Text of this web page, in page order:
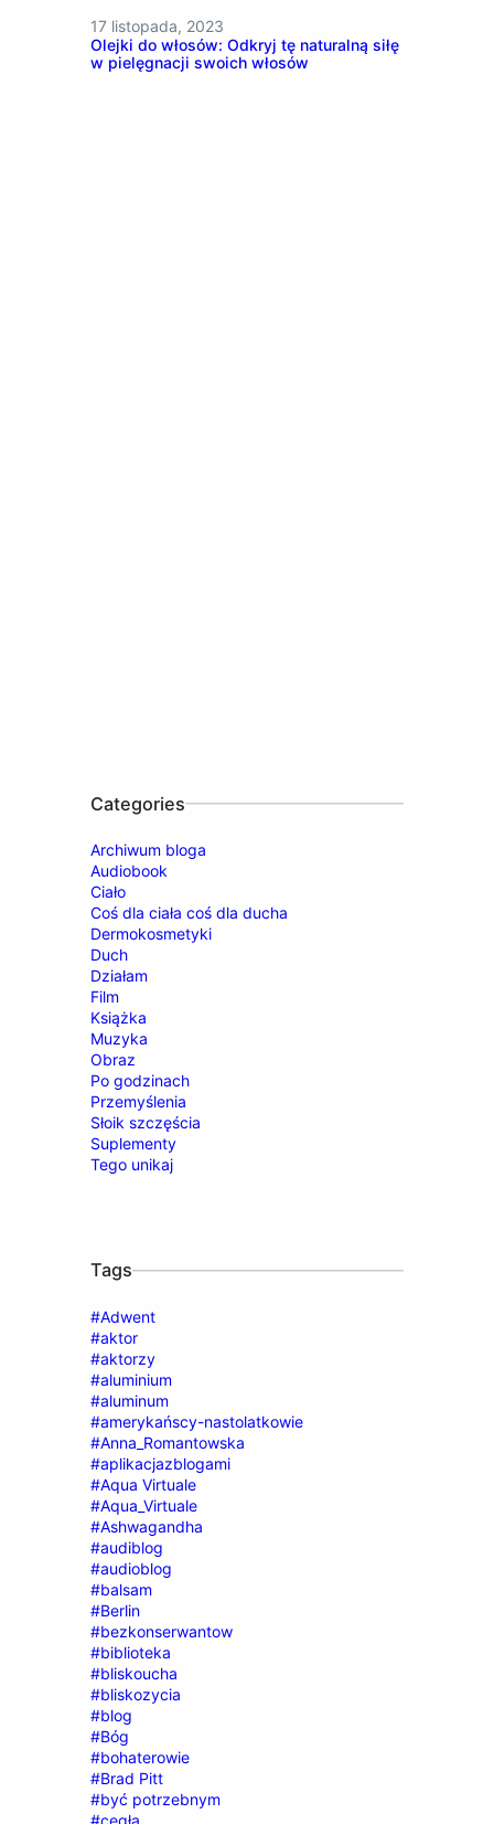
17 listopada, 2023
Olejki do włosów: Odkryj tę naturalną siłę
w pielęgnacji swoich włosów
Categories
Archiwum bloga
Audiobook
Ciało
Coś dla ciała coś dla ducha
Dermokosmetyki
Duch
Działam
Film
Książka
Muzyka
Obraz
Po godzinach
Przemyślenia
Słoik szczęścia
Suplementy
Tego unikaj
Tags
#Adwent
#aktor
#aktorzy
#aluminium
#aluminum
#amerykańscy-nastolatkowie
#Anna_Romantowska
#aplikacjazblogami
#Aqua Virtuale
#Aqua_Virtuale
#Ashwagandha
#audiblog
#audioblog
#balsam
#Berlin
#bezkonserwantow
#biblioteka
#bliskoucha
#bliskozycia
#blog
#Bóg
#bohaterowie
#Brad Pitt
#być potrzebnym
#cegła